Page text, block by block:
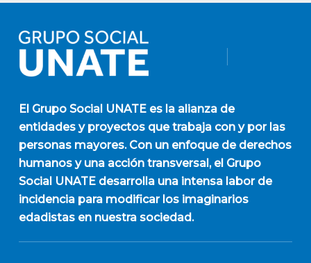
El Grupo Social UNATEes la alianza de
entidades y proyectos que trabaja con y por las
personas mayores. Con un enfoque de derechos
humanos y una acción transversal, el Grupo
Social UNATE desarrolla una intensa labor de
incidencia para modificar los imaginarios
edadistas en nuestra sociedad.